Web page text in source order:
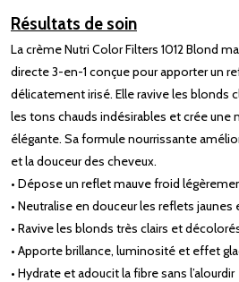
Résultats de soin
La crème Nutri Color Filters 1012 Blond
directe 3-en-1 conçue pour apporter un
délicatement irisé. Elle ravive les blonds
les tons chauds indésirables et crée une
élégante. Sa formule nourrissante
et la douceur des cheveux.
• Dépose un reflet mauve froid
• Neutralise en douceur les reflets jaunes
• Ravive les blonds très clairs et
• Apporte brillance, luminosité et effet
• Hydrate et adoucit la fibre sans l’alourdir